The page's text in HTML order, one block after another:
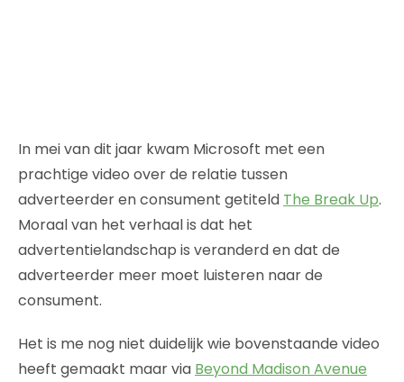
In mei van dit jaar kwam Microsoft met een
prachtige video over de relatie tussen
adverteerder en consument getiteld The Break Up.
Moraal van het verhaal is dat het
advertentielandschap is veranderd en dat de
adverteerder meer moet luisteren naar de
consument.
Het is me nog niet duidelijk wie bovenstaande video
heeft gemaakt maar via Beyond Madison Avenue